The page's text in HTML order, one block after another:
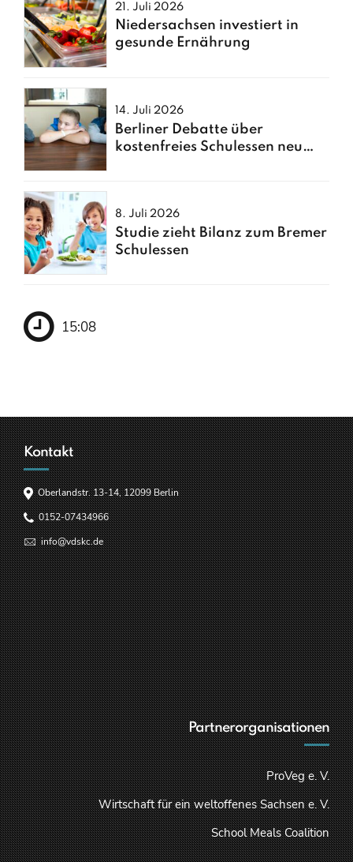
21. Juli 2026
Niedersachsen investiert in
gesunde Ernährung
14. Juli 2026
Berliner Debatte über
kostenfreies Schulessen neu
8. Juli 2026
Studie zieht Bilanz zum Bremer
Schulessen
15:08
Kontakt
Oberlandstr. 13-14, 12099 Berlin
0152-07434966
info@vdskc.de
Partnerorganisationen
ProVeg e. V.
Wirtschaft für ein weltoffenes Sachsen e. V.
School Meals Coalition